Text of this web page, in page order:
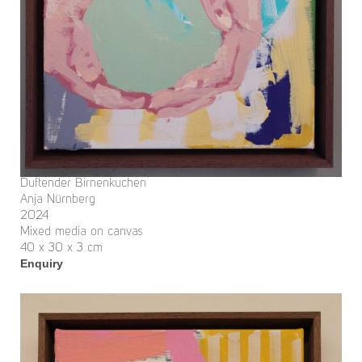
Duftender Birnenkuchen
Anja Nürnberg
2024
Mixed media on canvas
40 x 30 x 3 cm
Enquiry